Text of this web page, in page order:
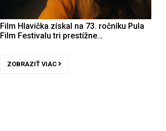
Film Hlavička získal na 73. ročníku Pula
Film Festivalu tri prestížne…
ZOBRAZIŤ VIAC